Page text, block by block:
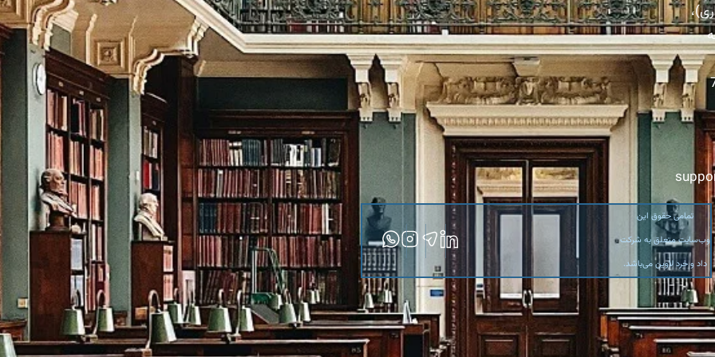
سهامی خاص
Company Registration in Iran: A Complete
ابلاغیه در سامانه ثنا (عدل ایران)
جامع برای خریدی امن
تمامی حقوق این
وب‌سایت متعلق به شرکت
داد و خرد لاوین می‌باشد.